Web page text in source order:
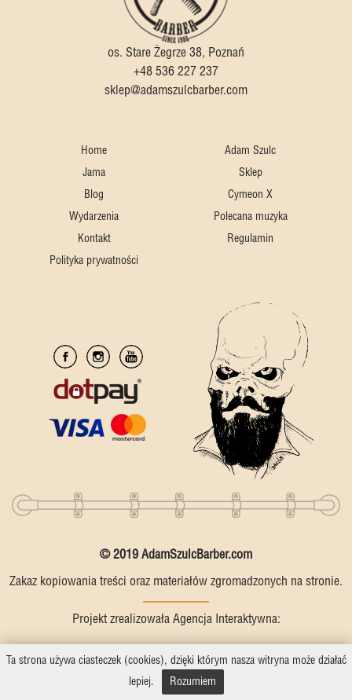
os. Stare Żegrze 38, Poznań
+48 536 227 237
sklep@adamszulcbarber.com
Home
Adam Szulc
Jama
Sklep
Blog
Cymeon X
Wydarzenia
Polecana muzyka
Kontakt
Regulamin
Polityka prywatności
© 2019 AdamSzulcBarber.com
Zakaz kopiowania treści oraz materiałów zgromadzonych na stronie.
Projekt zrealizowała Agencja Interaktywna:
Ta strona używa ciasteczek (cookies), dzięki którym nasza witryna może działać
lepiej.
Rozumiem